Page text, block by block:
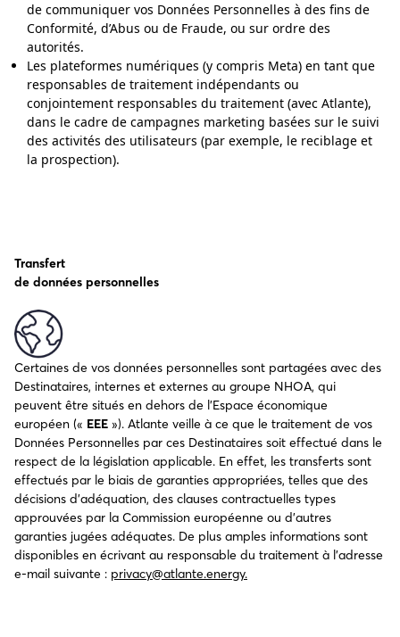
de communiquer vos Données Personnelles à des fins de
Conformité, d’Abus ou de Fraude, ou sur ordre des
autorités.
Les plateformes numériques (y compris Meta) en tant que
responsables de traitement indépendants ou
conjointement responsables du traitement (avec Atlante),
dans le cadre de campagnes marketing basées sur le suivi
des activités des utilisateurs (par exemple, le reciblage et
la prospection).
Transfert
de données personnelles
Certaines de vos données personnelles sont partagées avec des
Destinataires, internes et externes au groupe NHOA, qui
peuvent être situés en dehors de l’Espace économique
européen (« EEE »). Atlante veille à ce que le traitement de vos
Données Personnelles par ces Destinataires soit effectué dans le
respect de la législation applicable. En effet, les transferts sont
effectués par le biais de garanties appropriées, telles que des
décisions d’adéquation, des clauses contractuelles types
approuvées par la Commission européenne ou d’autres
garanties jugées adéquates. De plus amples informations sont
disponibles en écrivant au responsable du traitement à l’adresse
e-mail suivante : privacy@atlante.energy.